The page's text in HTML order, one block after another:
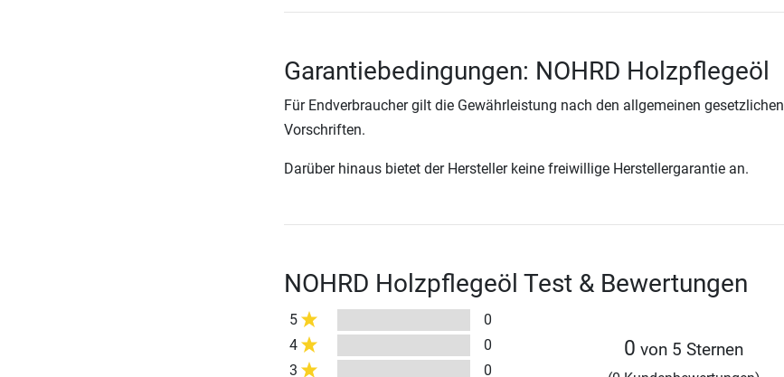
Garantiebedingungen: NOHRD Holzpflegeöl
Für Endverbraucher gilt die Gewährleistung nach den allgemeinen gesetzlichen
Vorschriften.
Darüber hinaus bietet der Hersteller keine freiwillige Herstellergarantie an.
NOHRD Holzpflegeöl Test & Bewertungen
5
0
4
0
3
0
0 von 5 Sternen